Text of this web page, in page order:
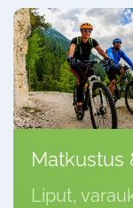
Matkustus
Liput,